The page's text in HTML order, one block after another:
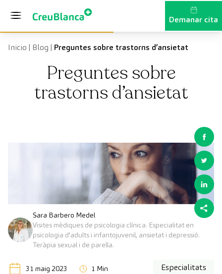
Demanar cita
Inicio | Blog | Preguntes sobre trastorns d’ansietat
Preguntes sobre
trastorns d’ansietat
Sara Barbero Medel
Visites mèdiques de psicologia clínica. Especialitat en
psicologia d'adults i infantojuvenil, ansietat i depressió.
Teràpia sexual i de parella.
31 maig 2023 1 Min Especialitats